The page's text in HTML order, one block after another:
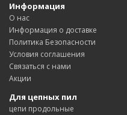
Информация
О нас
Информация о доставке
Политика Безопасности
Условия соглашения
Связаться с нами
Акции
Для цепных пил
цепи продольные